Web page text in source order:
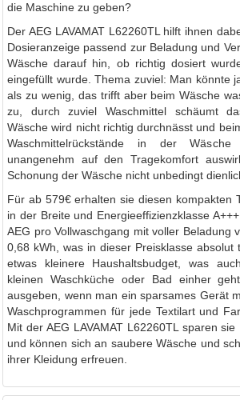
die Maschine zu geben?
Der AEG LAVAMAT L62260TL hilft ihnen
Dosieranzeige passend zur Beladung und
Wäsche darauf hin, ob richtig dosiert
eingefüllt wurde. Thema zuviel: Man könnte
als zu wenig, das trifft aber beim Wäsche
zu, durch zuviel Waschmittel schäumt
Wäsche wird nicht richtig durchnässt und
Waschmittelrückstände in der
unangenehm auf den Tragekomfort
Schonung der Wäsche nicht unbedingt
Für ab 579€ erhalten sie diesen kompakten
in der Breite und Energieeffizienzklasse
AEG pro Vollwaschgang mit voller Beladung
0,68 kWh, was in dieser Preisklasse
etwas kleinere Haushaltsbudget, was
kleinen Waschküche oder Bad einher
ausgeben, wenn man ein sparsames Gerät
Waschprogrammen für jede Textilart und
Mit der AEG LAVAMAT L62260TL sparen
und können sich an saubere Wäsche und
ihrer Kleidung erfreuen.